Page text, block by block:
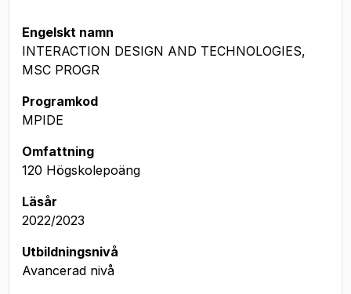
Engelskt namn
INTERACTION DESIGN AND TECHNOLOGIES,
MSC PROGR
Programkod
MPIDE
Omfattning
120 Högskolepoäng
Läsår
2022/2023
Utbildningsnivå
Avancerad nivå